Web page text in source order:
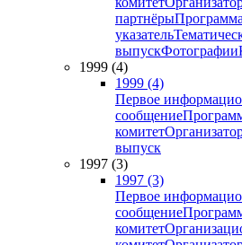
партнёрыПрограмма
указатель
выпускФотографии
1999 (4)
1999 (4)
Первое
сообщение
комитет
выпуск
1997 (3)
1997 (3)
Первое
сообщение
комитет